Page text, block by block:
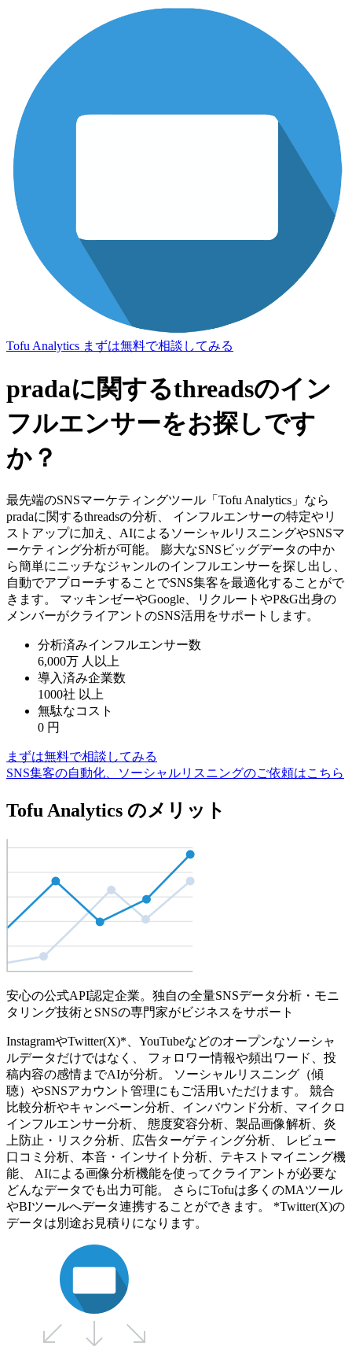
Tofu Analytics まずは無料で相談してみる
pradaに関するthreadsのイン
フルエンサーをお探しです
か？
最先端のSNSマーケティングツール「Tofu Analytics」なら
pradaに関するthreadsの分析、 インフルエンサーの特定やリ
ストアップに加え、AIによるソーシャルリスニングやSNSマ
ーケティング分析が可能。 膨大なSNSビッグデータの中か
ら簡単にニッチなジャンルのインフルエンサーを探し出し、
自動でアプローチすることでSNS集客を最適化することがで
きます。 マッキンゼーやGoogle、リクルートやP&G出身の
メンバーがクライアントのSNS活用をサポートします。
分析済みインフルエンサー数
6,000万 人以上
導入済み企業数
1000社 以上
無駄なコスト
0 円
まずは無料で相談してみる
SNS集客の自動化、ソーシャルリスニングのご依頼はこちら
Tofu Analytics のメリット
安心の公式API認定企業。独自の全量SNSデータ分析・モニ
タリング技術とSNSの専門家がビジネスをサポート
InstagramやTwitter(X)*、YouTubeなどのオープンなソーシャ
ルデータだけではなく、 フォロワー情報や頻出ワード、投
稿内容の感情までAIが分析。 ソーシャルリスニング（傾
聴）やSNSアカウント管理にもご活用いただけます。 競合
比較分析やキャンペーン分析、インバウンド分析、マイクロ
インフルエンサー分析、 態度変容分析、製品画像解析、炎
上防止・リスク分析、広告ターゲティング分析、 レビュー
口コミ分析、本音・インサイト分析、テキストマイニング機
能、 AIによる画像分析機能を使ってクライアントが必要な
どんなデータでも出力可能。 さらにTofuは多くのMAツール
やBIツールへデータ連携することができます。 *Twitter(X)の
データは別途お見積りになります。